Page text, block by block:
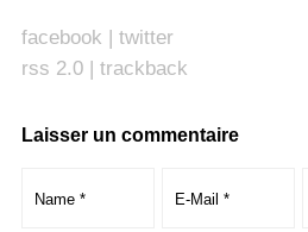
facebook | twitter
rss 2.0| trackback
Laisser un commentaire